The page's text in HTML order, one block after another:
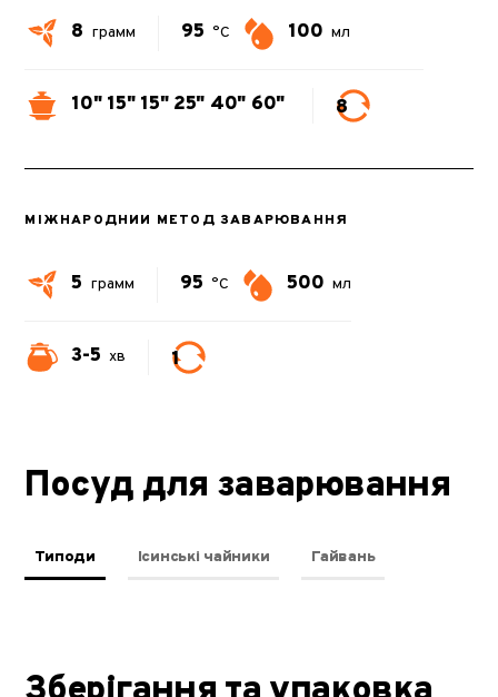
8 грамм 95 °C 100 мл
10" 15" 15" 25" 40" 60" 8
МІЖНАРОДНИЙ МЕТОД ЗАВАРЮВАННЯ
5 грамм 95 °C 500 мл
3-5 хв 1
Посуд для заварювання
Типоди Ісинські чайники Гайвань